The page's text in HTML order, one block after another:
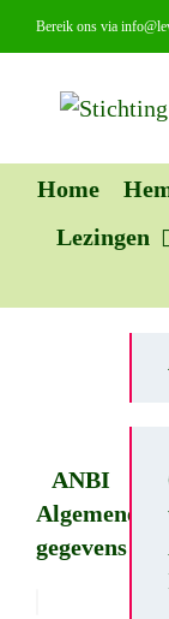
naar
Bereik ons via
Home
Lezingen
ANBI
Algemene
gegevens